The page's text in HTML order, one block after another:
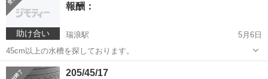
助け合い
報酬：
瑞浪駅
5月6日
45cm以上の水槽を探しております。
岐阜 土岐市
205/45/17